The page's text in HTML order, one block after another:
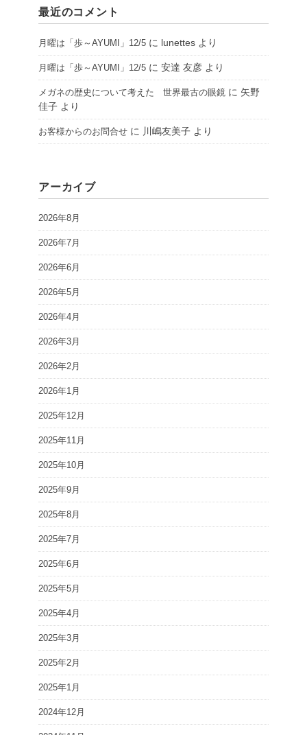
最近のコメント
月曜は「歩～AYUMI」12/5 に lunettes より
月曜は「歩～AYUMI」12/5 に 安達 友彦 より
メガネの歴史について考えた 世界最古の眼鏡 に 矢野
佳子 より
お客様からのお問合せ に 川嶋友美子 より
アーカイブ
2026年8月
2026年7月
2026年6月
2026年5月
2026年4月
2026年3月
2026年2月
2026年1月
2025年12月
2025年11月
2025年10月
2025年9月
2025年8月
2025年7月
2025年6月
2025年5月
2025年4月
2025年3月
2025年2月
2025年1月
2024年12月